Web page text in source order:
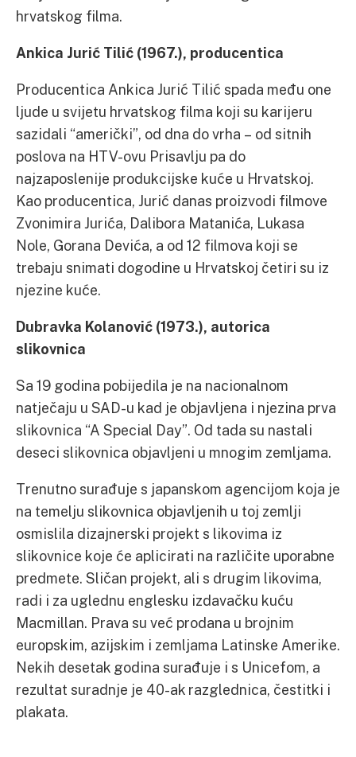
hrvatskog filma.
Ankica Jurić Tilić (1967.), producentica
Producentica Ankica Jurić Tilić spada među one
ljude u svijetu hrvatskog filma koji su karijeru
sazidali “američki”, od dna do vrha – od sitnih
poslova na HTV-ovu Prisavlju pa do
najzaposlenije produkcijske kuće u Hrvatskoj.
Kao producentica, Jurić danas proizvodi filmove
Zvonimira Jurića, Dalibora Matanića, Lukasa
Nole, Gorana Devića, a od 12 filmova koji se
trebaju snimati dogodine u Hrvatskoj četiri su iz
njezine kuće.
Dubravka Kolanović (1973.), autorica
slikovnica
Sa 19 godina pobijedila je na nacionalnom
natječaju u SAD-u kad je objavljena i njezina prva
slikovnica “A Special Day”. Od tada su nastali
deseci slikovnica objavljeni u mnogim zemljama.
Trenutno surađuje s japanskom agencijom koja je
na temelju slikovnica objavljenih u toj zemlji
osmislila dizajnerski projekt s likovima iz
slikovnice koje će aplicirati na različite uporabne
predmete. Sličan projekt, ali s drugim likovima,
radi i za uglednu englesku izdavačku kuću
Macmillan. Prava su već prodana u brojnim
europskim, azijskim i zemljama Latinske Amerike.
Nekih desetak godina surađuje i s Unicefom, a
rezultat suradnje je 40-ak razglednica, čestitki i
plakata.